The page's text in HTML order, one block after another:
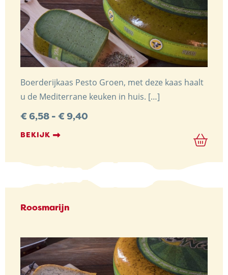
Boerderijkaas Pesto Groen, met deze kaas haalt
u de Mediterrane keuken in huis. […]
€6,58 - €9,40
BEKIJK
Roosmarijn